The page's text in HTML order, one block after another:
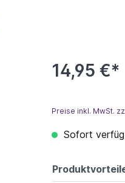
14,95 €*
Preise inkl. MwSt.
Sofort